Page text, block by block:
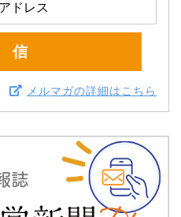
メルマガの詳細はこちら